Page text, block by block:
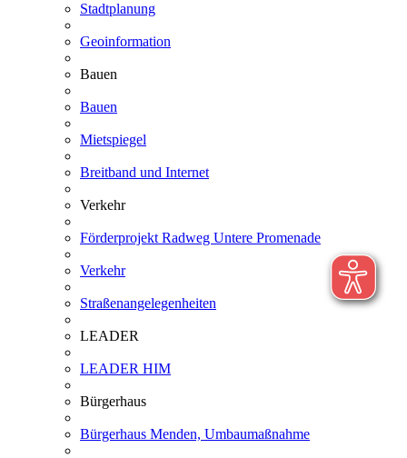
Stadtplanung
Geoinformation
Bauen
Bauen
Mietspiegel
Breitband und Internet
Verkehr
Förderprojekt Radweg Untere Promenade
Verkehr
Straßenangelegenheiten
LEADER
LEADER HIM
Bürgerhaus
Bürgerhaus Menden, Umbaumaßnahme